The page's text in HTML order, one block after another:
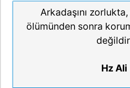
Arkadaşını
ölümünden sonra
Hz Ali